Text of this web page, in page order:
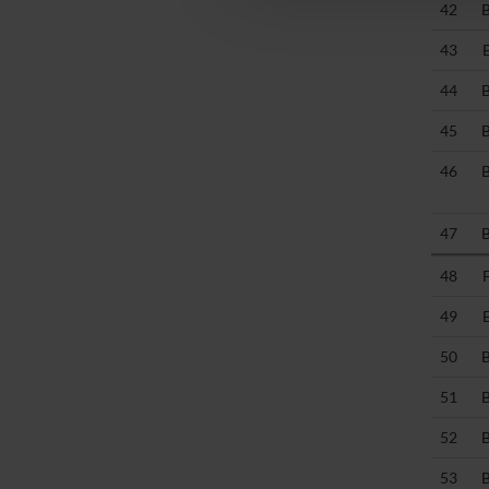
42
43
44
45
46
47
48
49
50
51
52
53